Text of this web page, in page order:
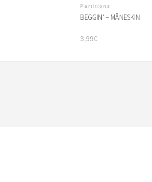
Partitions
BEGGIN’ – MÅNESKIN
3,99€